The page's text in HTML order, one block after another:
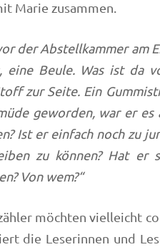
Marie zusammen.
der Abstellkammer am
eine Beule. Was ist da
zur Seite. Ein
geworden, war er
Ist er einfach noch zu
zu können? Hat er
Von wem?“
möchten vielleicht
die Leserinnen und